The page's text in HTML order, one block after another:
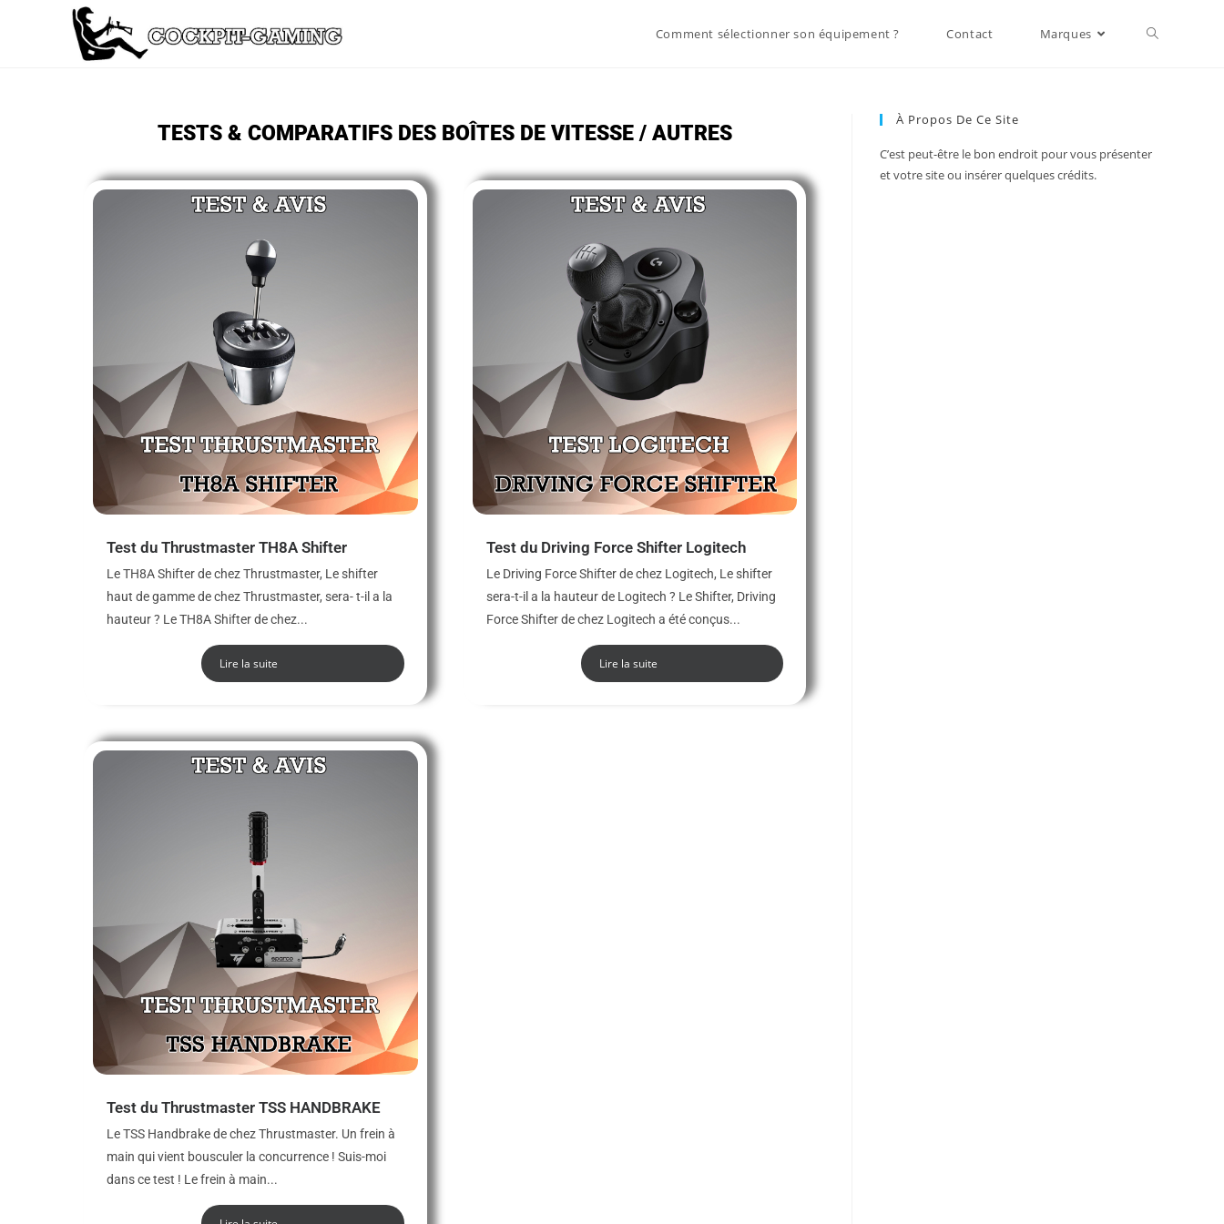
Comment sélectionner son équipement ? Contact Marques
TESTS & COMPARATIFS DES BOÎTES DE VITESSE / AUTRES
Test du Thrustmaster TH8A Shifter
Le TH8A Shifter de chez Thrustmaster, Le shifter
haut de gamme de chez Thrustmaster, sera- t-il a la
hauteur ? Le TH8A Shifter de chez...
Lire la suite
Test du Driving Force Shifter Logitech
Le Driving Force Shifter de chez Logitech, Le shifter
sera-t-il a la hauteur de Logitech ? Le Shifter, Driving
Force Shifter de chez Logitech a été conçus...
Lire la suite
Test du Thrustmaster TSS HANDBRAKE
Le TSS Handbrake de chez Thrustmaster. Un frein à
main qui vient bousculer la concurrence ! Suis-moi
dans ce test ! Le frein à main...
À Propos De Ce Site
C’est peut-être le bon endroit pour vous présenter
et votre site ou insérer quelques crédits.